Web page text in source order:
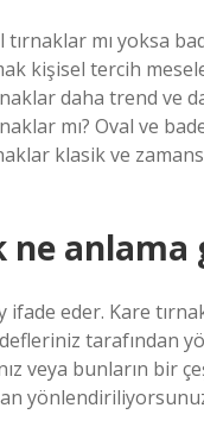
mı yoksa
kişisel tercih
daha trend ve
mı? Oval ve
klasik ve
ne anlama
eder. Kare
tarafından
veya bunların bir